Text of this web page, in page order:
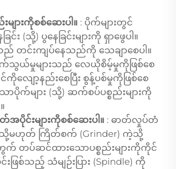
ျားကိုစစ်ဆေးပါ။ : ပိုက်များတွင်
း (သို့) ပွနေခြင်းများကို ရှာဖွေပါ။
ည် တင်းကျပ်နေသည်ကို သေချာစေပါ။
က်သွယ်မှုများသည် လေယိုစိမ့်မှုကိုဖြစ်စေ
လျော့နည်းစေပြီး စွန့်ပစ်မှုကိုဖြစ်စေ
ာပိုက်များ (သို့) ဆက်စပ်ပစ္စည်းများကို
ပိုင်းများကိုစစ်ဆေးပါ။ : ဓာတ်လှုပ်တံ
သို့မဟုတ် ကြိတ်စက် (Grinder) ကဲ့သို့
တပ်ဆင်ထားသောပစ္စည်းများကိုကိုင်
ြစ်သည့် သံမျဉ်းပြား (Spindle) ကို